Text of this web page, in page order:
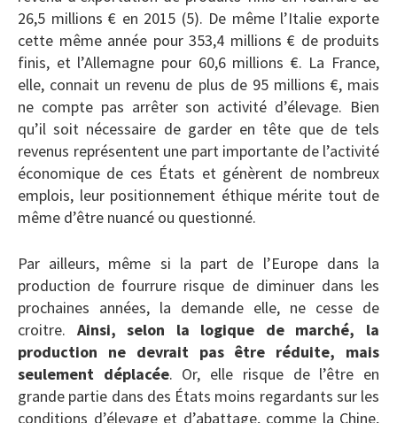
26,5 millions € en 2015 (5). De même l’Italie exporte
cette même année pour 353,4 millions € de produits
finis, et l’Allemagne pour 60,6 millions €. La France,
elle, connait un revenu de plus de 95 millions €, mais
ne compte pas arrêter son activité d’élevage. Bien
qu’il soit nécessaire de garder en tête que de tels
revenus représentent une part importante de l’activité
économique de ces États et génèrent de nombreux
emplois, leur positionnement éthique mérite tout de
même d’être nuancé ou questionné.
Par ailleurs, même si la part de l’Europe dans la
production de fourrure risque de diminuer dans les
prochaines années, la demande elle, ne cesse de
croitre. Ainsi, selon la logique de marché, la
production ne devrait pas être réduite, mais
seulement déplacée. Or, elle risque de l’être en
grande partie dans des États moins regardants sur les
conditions d’élevage et d’abattage, comme la Chine,